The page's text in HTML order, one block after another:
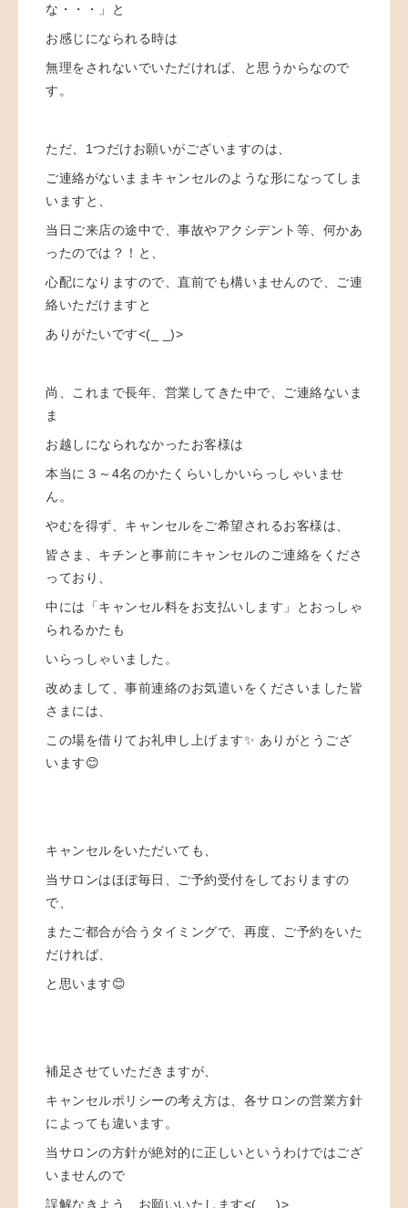
な・・・」と
お感じになられる時は
無理をされないでいただければ、と思うからなので
す。
ただ、1つだけお願いがございますのは、
ご連絡がないままキャンセルのような形になってしま
いますと、
当日ご来店の途中で、事故やアクシデント等、何かあ
ったのでは？！と、
心配になりますので、直前でも構いませんので、ご連
絡いただけますと
ありがたいです<(_ _)>
尚、これまで長年、営業してきた中で、ご連絡ないま
ま
お越しになられなかったお客様は
本当に３～4名のかたくらいしかいらっしゃいませ
ん。
やむを得ず、キャンセルをご希望されるお客様は、
皆さま、キチンと事前にキャンセルのご連絡をくださ
っており、
中には「キャンセル料をお支払いします」とおっしゃ
られるかたも
いらっしゃいました。
改めまして、事前連絡のお気遣いをくださいました皆
さまには、
この場を借りてお礼申し上げます✨ ありがとうござ
います😊
キャンセルをいただいても、
当サロンはほぼ毎日、ご予約受付をしておりますの
で、
またご都合が合うタイミングで、再度、ご予約をいた
だければ、
と思います😊
補足させていただきますが、
キャンセルポリシーの考え方は、各サロンの営業方針
によっても違います。
当サロンの方針が絶対的に正しいというわけではござ
いませんので
誤解なきよう、お願いいたします<(_ _)>